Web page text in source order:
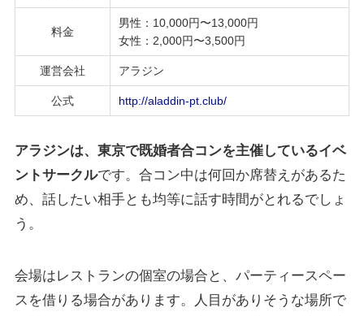
料金
男性：10,000円〜13,000円
女性：2,000円〜3,500円
運営会社 アラジン
公式 http://aladdin-pt.club/
アラジンは、東京で既婚者合コンを主催しているイベ
ントサークルです。合コン中は何回か席替えがあるた
め、話したい相手とも均等に話す時間がとれるでしょ
う。
会場はレストランの個室の場合と、パーティースペー
スを借りる場合があります。人目がありそうな場所で